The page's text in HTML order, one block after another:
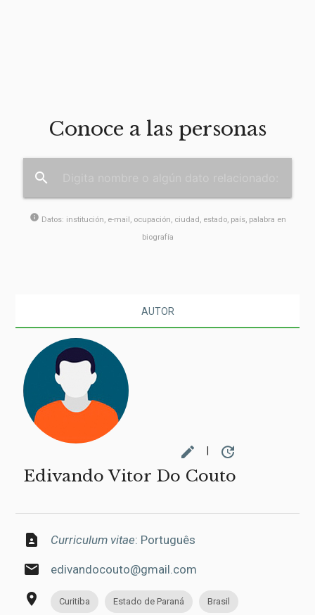
Conoce a las personas
search
info Datos: institución, e-mail, ocupación, ciudad, estado, país, palabra en
biografía
AUTOR
edit update
Edivando Vitor Do Couto
contact_page Curriculum vitae: Português
email edivandocouto@gmail.com
place Curitiba Estado de Paraná Brasil